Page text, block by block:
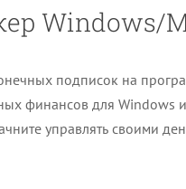
Windows/
подписок на
финансов для Windows
управлять своими